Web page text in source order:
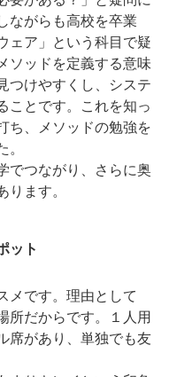
ながらも高校を卒業
ェア」という科目で疑
ソッドを定義する意味
つけやすくし、システ
ことです。これを知っ
ち、メソッドの勉強を
。
でつながり、さらに奥
ります。
ット
メです。理由として
所だからです。１人用
席があり、単独でも友